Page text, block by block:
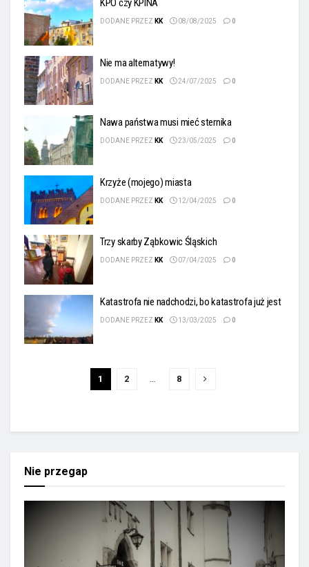
KPO czy KPINA
DODANE PRZEZ KK 08/08/2025 0
Nie ma alternatywy!
DODANE PRZEZ KK 24/07/2025 0
Nawa państwa musi mieć sternika
DODANE PRZEZ KK 23/05/2025 0
Krzyże (mojego) miasta
DODANE PRZEZ KK 12/04/2025 0
Trzy skarby Ząbkowic Śląskich
DODANE PRZEZ KK 07/04/2025 0
Katastrofa nie nadchodzi, bo katastrofa już jest
DODANE PRZEZ KK 13/03/2025 0
1 2 … 8
Nie przegap